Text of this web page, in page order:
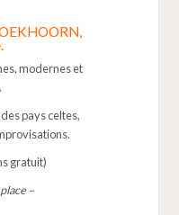
modernes et
pays celtes,
gratuit)
–